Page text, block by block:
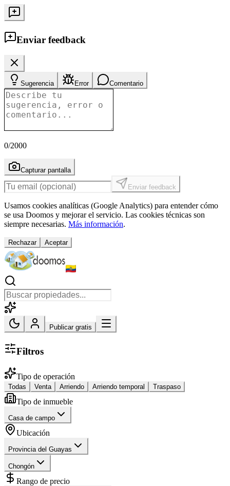
Enviar feedback
Sugerencia Error Comentario
0/2000
Capturar pantalla
Enviar feedback
Usamos cookies analíticas (Google Analytics) para entender cómo
se usa Doomos y mejorar el servicio. Las cookies técnicas son
siempre necesarias. Más información.
Rechazar Aceptar
Publicar gratis
Filtros
Tipo de operación
Todas Venta Arriendo Arriendo temporal Traspaso
Tipo de inmueble
Casa de campo
Ubicación
Provincia del Guayas
Chongón
Rango de precio